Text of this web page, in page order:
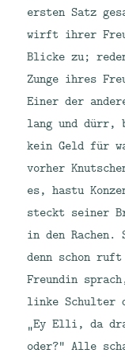
ersten Satz
wirft ihrer
Blicke zu;
Zunge ihres
Einer der
lang und dürr,
kein Geld für
vorher
es, hastu
steckt seiner
in den Rachen.
denn schon
Freundin
linke Schulter
„Ey Elli, da
oder?“ Alle